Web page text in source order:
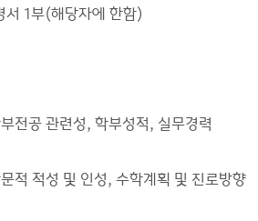
서 1부(해당자에 한함)
전공 관련성, 학부성적, 실무경력
적 적성 및 인성, 수학계획 및 진로방향